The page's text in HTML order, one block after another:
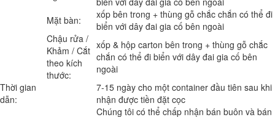
Mặt bàn:
xốp bên trong + thùng gỗ chắc chắn có thể đi
biển với dây đai gia cố bên ngoài
Chậu rửa /
Khảm / Cắt
theo kích
thước:
xốp & hộp carton bên trong + thùng gỗ chắc
chắn có thể đi biển với dây đai gia cố bên
ngoài
Thời gian
dẫn:
7-15 ngày cho một container đầu tiên sau khi
nhận được tiền đặt cọc
Chúng tôi có thể chấp nhận bán buôn và bán